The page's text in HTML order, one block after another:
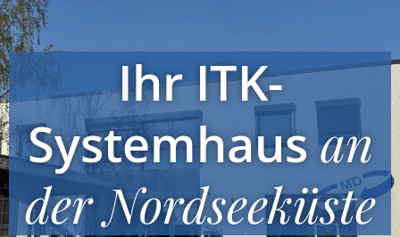
Ihr ITK-
Systemhausan
der Nordseeküste